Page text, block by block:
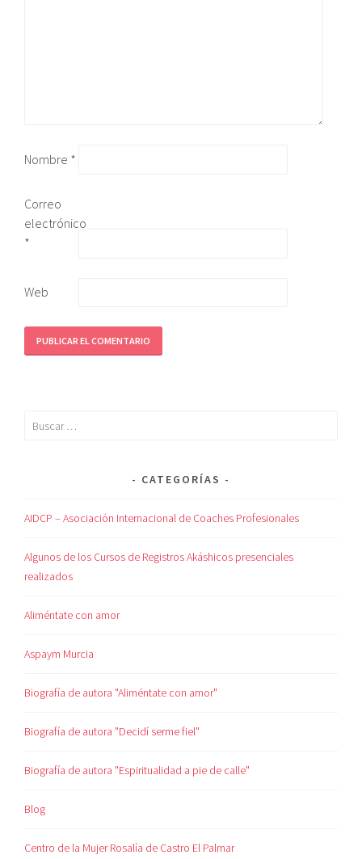
Nombre *
Correo
electrónico
*
Web
CATEGORÍAS
AIDCP – Asociación Internacional de Coaches Profesionales
Algunos de los Cursos de Registros Akáshicos presenciales
realizados
Aliméntate con amor
Aspaym Murcia
Biografía de autora "Aliméntate con amor"
Biografía de autora "Decidí serme fiel"
Biografía de autora "Espiritualidad a pie de calle"
Blog
Centro de la Mujer Rosalía de Castro El Palmar